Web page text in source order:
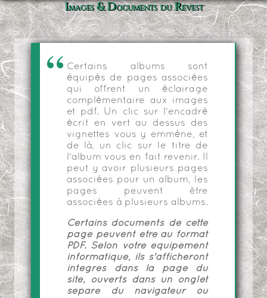
Images & Documents du Revest
Certains albums sont
équipés de pages associées
qui offrent un éclairage
complémentaire aux images
et pdf. Un clic sur l'encadré
écrit en vert au dessus des
vignettes vous y emmène, et
de là, un clic sur le titre de
l'album vous en fait revenir. Il
peut y avoir plusieurs pages
associées pour un album, les
pages peuvent être
associées à plusieurs albums.
Certains documents de cette
page peuvent être au format
PDF. Selon votre équipement
informatique, ils s'afficheront
intégrés dans la page du
site, ouverts dans un onglet
séparé du navigateur ou